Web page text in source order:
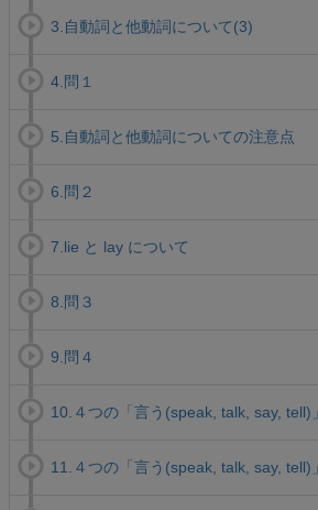
3.自動詞と他動詞について(3)
4.問１
5.自動詞と他動詞についての注意点
6.問２
7.lie と lay について
8.問３
9.問４
10.４つの「言う(speak, talk, say, tell)
11.４つの「言う(speak, talk, say, tell)